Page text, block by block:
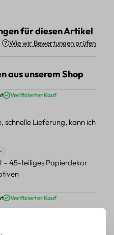
für diesen Artikel
Wie wir Bewertungen prüfen
aus unserem Shop
5 von 5 Sternen
Verifizierter Kauf
schnelle Lieferung, kann ich
– 45-teiliges Papierdekor
5 von 5 Sternen
Verifizierter Kauf
zu vielen Projekten,